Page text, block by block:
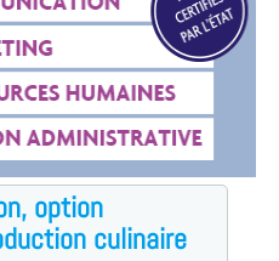
option
culinaire